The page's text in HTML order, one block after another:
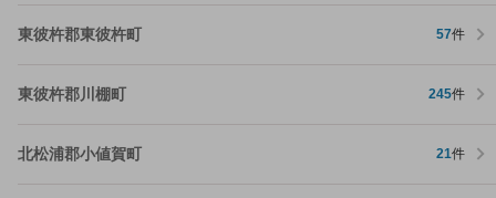
東彼杵郡東彼杵町 57件
東彼杵郡川棚町 245件
北松浦郡小値賀町 21件